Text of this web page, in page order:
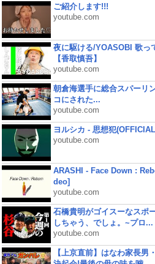
ご紹介します!!!
youtube.com
夜に駆ける/YOASOBI 歌っ
【香取慎吾】
youtube.com
朝倉海選手に総合スパーリ
コにされた...
youtube.com
ヨルシカ - 思想犯
youtube.com
ARASHI - Face Down :
deo]
youtube.com
石橋貴明がゴイスーなスポ
しちゃう、でしょ。~プロ...
youtube.com
【上京直前】はなわ家長男